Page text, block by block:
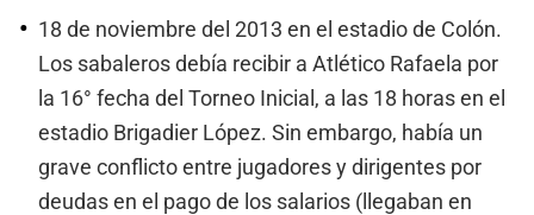
18 de noviembre del 2013 en el estadio de Colón.
Los sabaleros debía recibir a Atlético Rafaela por
la 16° fecha del Torneo Inicial, a las 18 horas en el
estadio Brigadier López. Sin embargo, había un
grave conflicto entre jugadores y dirigentes por
deudas en el pago de los salarios (llegaban en